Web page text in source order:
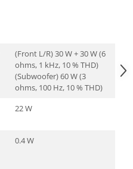
(Front L/R) 30 W + 30 W (6
ohms, 1 kHz, 10 % THD)
(Subwoofer) 60 W (3
ohms, 100 Hz, 10 % THD)
22 W
0.4 W